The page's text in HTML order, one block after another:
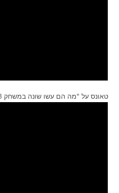
טאונס על "מה הם עשו שונה במשחק 3 משאר 13 ניצחונות הקודמים"